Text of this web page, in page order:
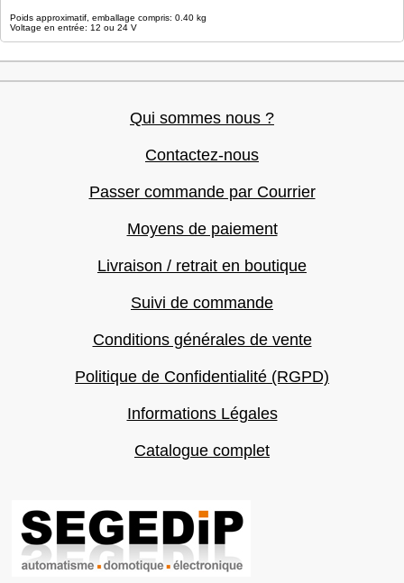
Poids approximatif, emballage compris: 0.40 kg
Voltage en entrée: 12 ou 24 V
Qui sommes nous ?
Contactez-nous
Passer commande par Courrier
Moyens de paiement
Livraison / retrait en boutique
Suivi de commande
Conditions générales de vente
Politique de Confidentialité (RGPD)
Informations Légales
Catalogue complet